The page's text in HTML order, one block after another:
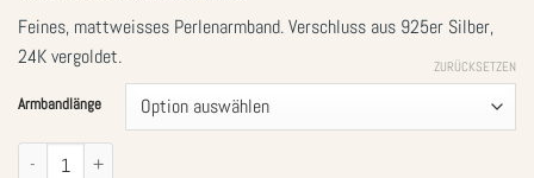
Feines, mattweisses Perlenarmband. Verschluss aus 925er Silber,
24K vergoldet.
Armbandlänge
ZURÜCKSETZEN
Armband Paris weiss Menge